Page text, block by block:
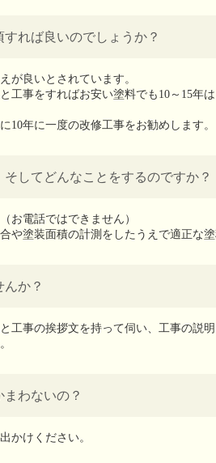
れば良いのでしょうか？
が良いとされています。
工事をすればお安い塗料でも10～15
10年に一度の改修工事をお勧めします。
してどんなことをするのですか？
お電話ではできません）
や塗装面積の計測をしたうえで適正な
か？
工事の挨拶文を持って伺い、工事の説
わないの？
かけください。